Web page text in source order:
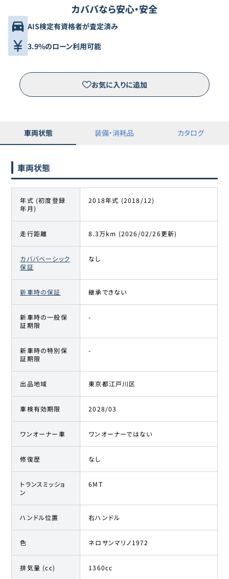
カババなら安心・安全
AIS検定有資格者が査定済み
3.9%のローン利用可能
お気に入りに追加
車両状態 装備・消耗品 カタログ
車両状態
年式 (初度登録
年月)
2018年式 (2018/12)
走行距離 8.3万km (2026/02/26更新)
カババベーシック
保証
なし
新車時の保証 継承できない
新車時の一般保
証期限
-
新車時の特別保
証期限
-
出品地域 東京都江戸川区
車検有効期限 2028/03
ワンオーナー車 ワンオーナーではない
修復歴 なし
トランスミッショ
ン
6MT
ハンドル位置 右ハンドル
色 ネロサンマリノ1972
排気量 (cc) 1360cc